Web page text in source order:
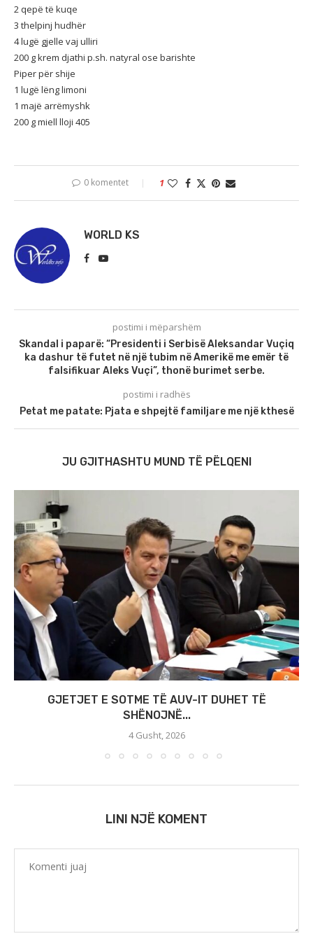
2 qepë të kuqe
3 thelpinj hudhër
4 lugë gjelle vaj ulliri
200 g krem djathi p.sh. natyral ose barishte
Piper për shije
1 lugë lëng limoni
1 majë arrëmyshk
200 g miell lloji 405
0 komentet 1
WORLD KS
postimi i mëparshëm
Skandal i paparë: “Presidenti i Serbisë Aleksandar Vuçiq
ka dashur të futet në një tubim në Amerikë me emër të
falsifikuar Aleks Vuçi”, thonë burimet serbe.
postimi i radhës
Petat me patate: Pjata e shpejtë familjare me një kthesë
JU GJITHASHTU MUND TË PËLQENI
GJETJET E SOTME TË AUV-IT DUHET TË
SHËNOJNË...
4 Gusht, 2026
LINI NJË KOMENT